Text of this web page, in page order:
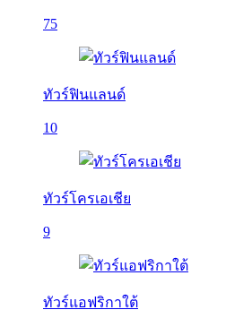
75
ทัวร์ฟินแลนด์
10
ทัวร์โครเอเชีย
9
ทัวร์แอฟริกาใต้